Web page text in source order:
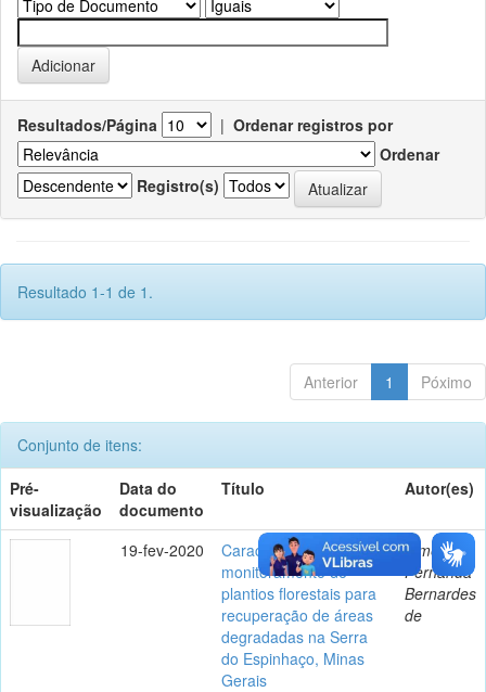
Resultados/Página | Ordenar registros por
Ordenar
Registro(s)
Resultado 1-1 de 1.
Anterior 1 Póximo
Conjunto de itens:
Pré-
visualização
Data do
documento
Título Autor(es)
19-fev-2020
Caracterização e
monitoramento de
plantios florestais para
recuperação de áreas
degradadas na Serra
do Espinhaço, Minas
Gerais
Almeida,
Fernanda
Bernardes
de